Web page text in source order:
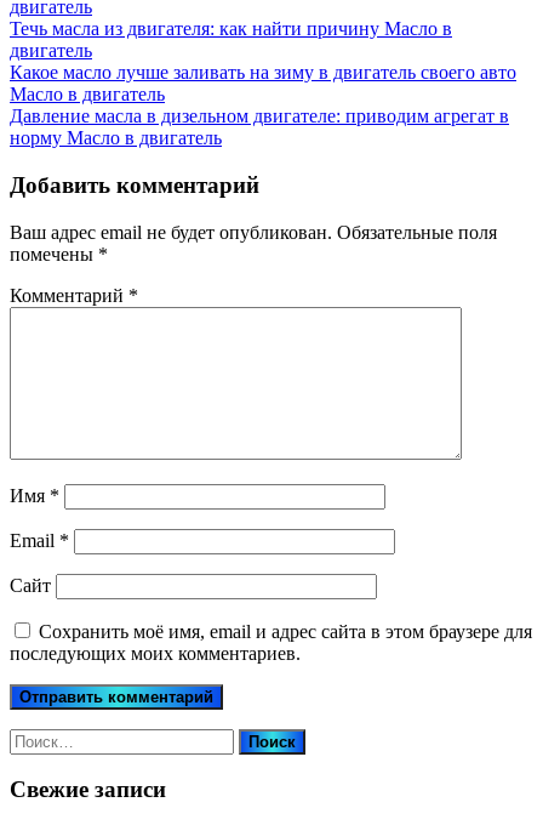
двигатель
Течь масла из двигателя: как найти причину Масло в
двигатель
Какое масло лучше заливать на зиму в двигатель своего авто
Масло в двигатель
Давление масла в дизельном двигателе: приводим агрегат в
норму Масло в двигатель
Добавить комментарий
Ваш адрес email не будет опубликован. Обязательные поля
помечены *
Комментарий *
Имя *
Email *
Сайт
Сохранить моё имя, email и адрес сайта в этом браузере для
последующих моих комментариев.
Найти:
Свежие записи